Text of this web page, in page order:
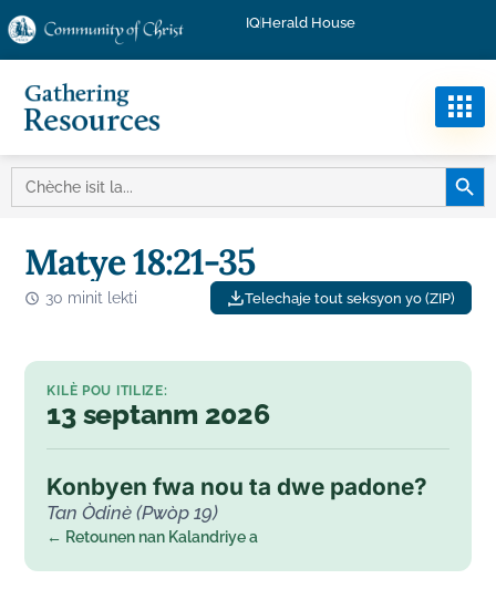
IQHerald House
POU:
Matye 18:21-35
Telechaje tout seksyon yo (ZIP)
30 minit lekti
KILÈ POU ITILIZE:
13 septanm 2026
Konbyen fwa nou ta dwe padone?
Tan Òdinè (Pwòp 19)
← Retounen nan Kalandriye a